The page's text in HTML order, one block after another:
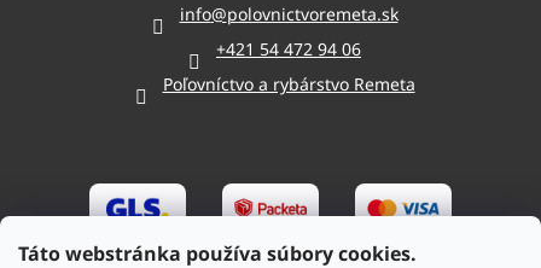
Táto webstránka používa súbory cookies.
info@polovnictvoremeta.sk
+421 54 472 94 06
Poľovníctvo a rybárstvo Remeta